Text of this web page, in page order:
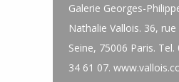
Galerie Georges-
Nathalie Vallois. 36, rue
Seine, 75006 Paris. Tel.
34 61 07.